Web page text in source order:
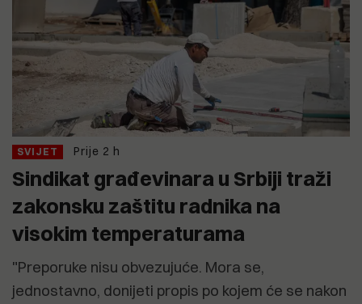
SVIJET Prije 2 h
Sindikat građevinara u Srbiji traži
zakonsku zaštitu radnika na
visokim temperaturama
"Preporuke nisu obvezujuće. Mora se,
jednostavno, donijeti propis po kojem će se nakon